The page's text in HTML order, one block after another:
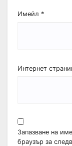
Имейл *
Интернет
Запазване на
браузър за